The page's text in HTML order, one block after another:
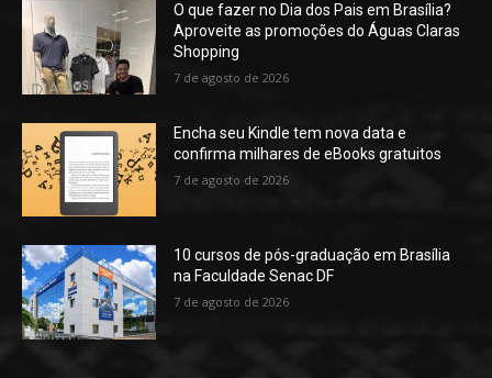
O que fazer no Dia dos Pais em Brasília?
Aproveite as promoções do Águas Claras
Shopping
7 de agosto de 2026
Encha seu Kindle tem nova data e
confirma milhares de eBooks gratuitos
7 de agosto de 2026
10 cursos de pós-graduação em Brasília
na Faculdade Senac DF
7 de agosto de 2026